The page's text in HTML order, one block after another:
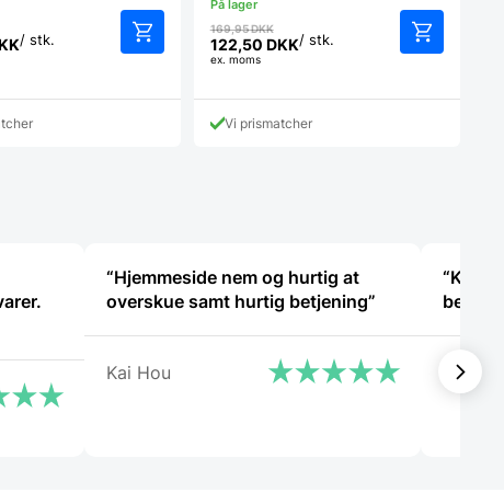
DKK.
/ stk.
169,95DKKDen
oprindelige
169,95 DKK.
122,50 DKK
Den
pris
er:
ex. moms
/ stk.
Vi prismatcher
“Hjemmeside nem og hurtig at
overskue samt hurtig betjening”
Kai Hou
“Kom
Ani Hof